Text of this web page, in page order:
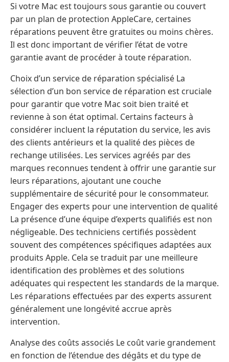
Si votre Mac est toujours sous garantie ou couvert
par un plan de protection AppleCare, certaines
réparations peuvent être gratuites ou moins chères.
Il est donc important de vérifier l’état de votre
garantie avant de procéder à toute réparation.
Choix d’un service de réparation spécialisé La
sélection d’un bon service de réparation est cruciale
pour garantir que votre Mac soit bien traité et
revienne à son état optimal. Certains facteurs à
considérer incluent la réputation du service, les avis
des clients antérieurs et la qualité des pièces de
rechange utilisées. Les services agréés par des
marques reconnues tendent à offrir une garantie sur
leurs réparations, ajoutant une couche
supplémentaire de sécurité pour le consommateur.
Engager des experts pour une intervention de qualité
La présence d’une équipe d’experts qualifiés est non
négligeable. Des techniciens certifiés possèdent
souvent des compétences spécifiques adaptées aux
produits Apple. Cela se traduit par une meilleure
identification des problèmes et des solutions
adéquates qui respectent les standards de la marque.
Les réparations effectuées par des experts assurent
généralement une longévité accrue après
intervention.
Analyse des coûts associés Le coût varie grandement
en fonction de l’étendue des dégâts et du type de